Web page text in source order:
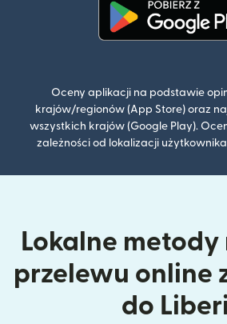
Oceny aplikacji na podstawie
krajów/regionów (App Store) oraz
wszystkich krajów (Google Play).
zależności od lokalizacji
Lokalne
przelewu online
do